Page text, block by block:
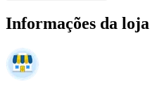
Informações da loja